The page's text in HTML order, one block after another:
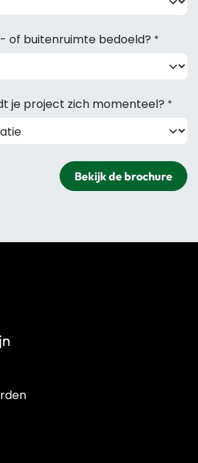
of buitenruimte bedoeld? *
je project zich momenteel? *
Bekijk de brochure